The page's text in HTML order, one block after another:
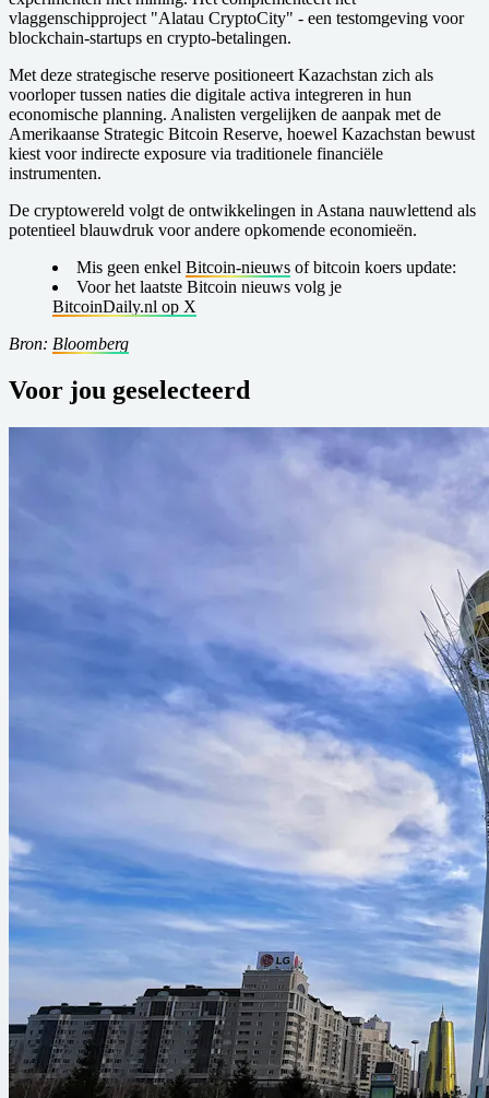
vlaggenschipproject "Alatau CryptoCity" - een testomgeving voor
blockchain-startups en crypto-betalingen.
Met deze strategische reserve positioneert Kazachstan zich als
voorloper tussen naties die digitale activa integreren in hun
economische planning. Analisten vergelijken de aanpak met de
Amerikaanse Strategic Bitcoin Reserve, hoewel Kazachstan bewust
kiest voor indirecte exposure via traditionele financiële
instrumenten.
De cryptowereld volgt de ontwikkelingen in Astana nauwlettend als
potentieel blauwdruk voor andere opkomende economieën.
Mis geen enkel Bitcoin-nieuws of bitcoin koers update:
Voor het laatste Bitcoin nieuws volg je
BitcoinDaily.nl op X
Bron: Bloomberg
Voor jou geselecteerd